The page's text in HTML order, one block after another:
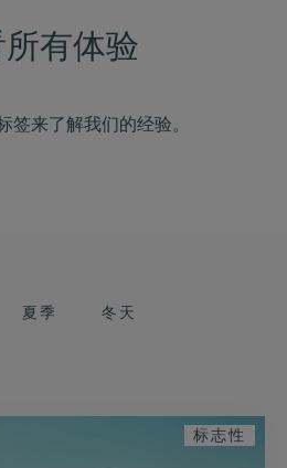
有体验
签来了解我们的经验。
夏季 冬天
标志性